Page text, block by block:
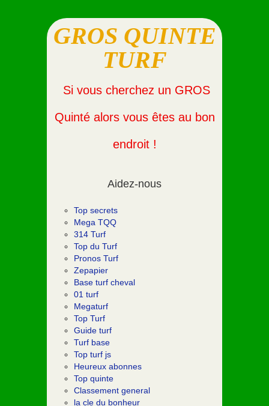
GROS QUINTE
TURF
Si vous cherchez un GROS
Quinté alors vous êtes au bon
endroit !
Aidez-nous
Top secrets
Mega TQQ
314 Turf
Top du Turf
Pronos Turf
Zepapier
Base turf cheval
01 turf
Megaturf
Top Turf
Guide turf
Turf base
Top turf js
Heureux abonnes
Top quinte
Classement general
la cle du bonheur